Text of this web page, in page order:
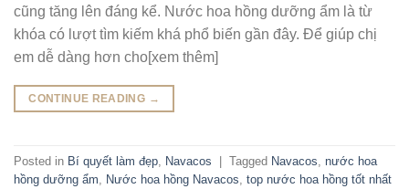
cũng tăng lên đáng kể. Nước hoa hồng dưỡng ẩm là từ
khóa có lượt tìm kiếm khá phổ biến gần đây. Để giúp chị
em dễ dàng hơn cho[xem thêm]
CONTINUE READING →
Posted in Bí quyết làm đẹp Navacos | Tagged Navacos nước hoa
hồng dưỡng ẩm
Nước hoa hồng Navacos top nước hoa hồng tốt nhất